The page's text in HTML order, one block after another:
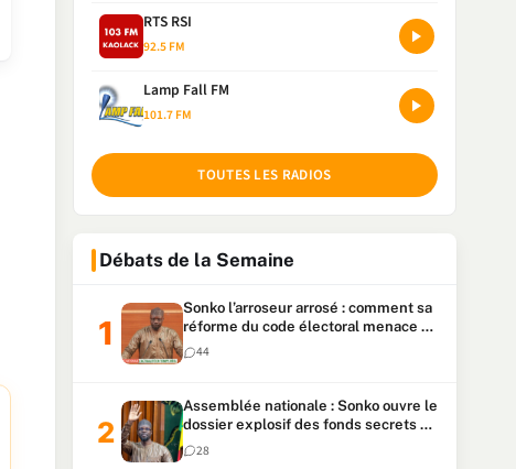
RTS RSI
92.5 FM
Lamp Fall FM
101.7 FM
TOUTES LES RADIOS
Débats de la Semaine
Sonko l’arroseur arrosé : comment sa
réforme du code électoral menace sa
candidature
44
Assemblée nationale : Sonko ouvre le
dossier explosif des fonds secrets et
du patrimoine présidentiel
28